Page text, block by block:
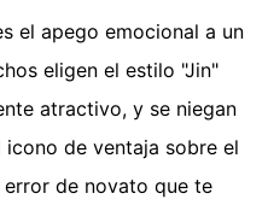
el apego emocional a un
eligen el estilo "Jin"
atractivo, y se niegan
de ventaja sobre el
error de novato que te